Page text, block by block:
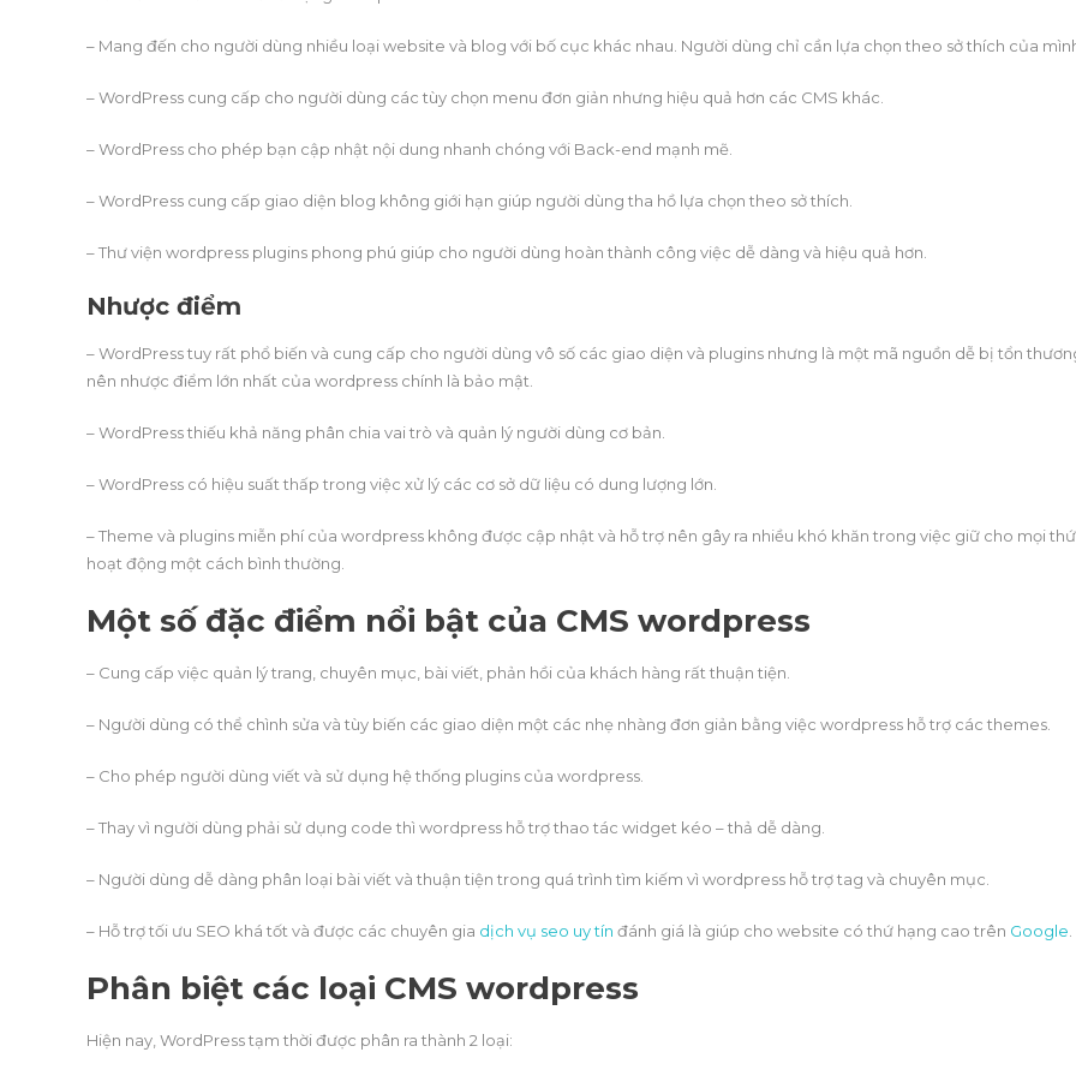
– Mang đến cho người dùng nhiều loại website và blog với bố cục khác nhau. Người dùng chỉ cần lựa chọn theo sở thích của
– WordPress cung cấp cho người dùng các tùy chọn menu đơn giản nhưng hiệu quả hơn các CMS khác.
– WordPress cho phép bạn cập nhật nội dung nhanh chóng với Back-end mạnh mẽ.
– WordPress cung cấp giao diện blog không giới hạn giúp người dùng tha hồ lựa chọn theo sở thích.
– Thư viện wordpress plugins phong phú giúp cho người dùng hoàn thành công việc dễ dàng và hiệu quả hơn.
Nhược điểm
– WordPress tuy rất phổ biến và cung cấp cho người dùng vô số các giao diện và plugins nhưng là một mã nguồn dễ bị tổn
nên nhược điểm lớn nhất của wordpress chính là bảo mật.
– WordPress thiếu khả năng phân chia vai trò và quản lý người dùng cơ bản.
– WordPress có hiệu suất thấp trong việc xử lý các cơ sở dữ liệu có dung lượng lớn.
– Theme và plugins miễn phí của wordpress không được cập nhật và hỗ trợ nên gây ra nhiều khó khăn trong việc giữ cho mọi thứ
hoạt động một cách bình thường.
Một số đặc điểm nổi bật của CMS wordpress
– Cung cấp việc quản lý trang, chuyên mục, bài viết, phản hồi của khách hàng rất thuận tiện.
– Người dùng có thể chình sửa và tùy biến các giao diện một các nhẹ nhàng đơn giản bằng việc wordpress hỗ trợ các themes.
– Cho phép người dùng viết và sử dụng hệ thống plugins của wordpress.
– Thay vì người dùng phải sử dụng code thì wordpress hỗ trợ thao tác widget kéo – thả dễ dàng.
– Người dùng dễ dàng phân loại bài viết và thuận tiện trong quá trình tìm kiếm vì wordpress hỗ trợ tag và chuyên mục.
– Hỗ trợ tối ưu SEO khá tốt và được các chuyên gia dịch vụ seo uy tín đánh giá là giúp cho website có thứ hạng cao trên Google
Phân biệt các loại CMS wordpress
Hiện nay, WordPress tạm thời được phân ra thành 2 loại: